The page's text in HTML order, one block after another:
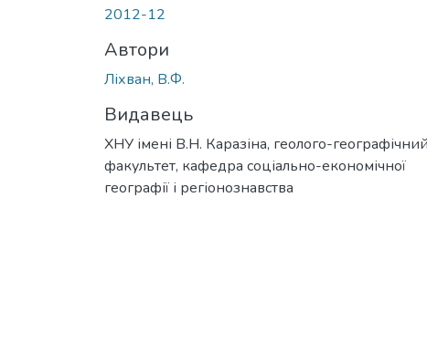
2012-12
Автори
Ліхван, В.Ф.
Видавець
ХНУ імені В.Н. Каразіна, геолого-географічний
факультет, кафедра соціально-економічної
географії і регіонознавства